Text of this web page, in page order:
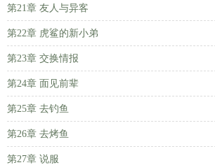
第21章 友人与异客
第22章 虎鲨的新小弟
第23章 交换情报
第24章 面见前辈
第25章 去钓鱼
第26章 去烤鱼
第27章 说服